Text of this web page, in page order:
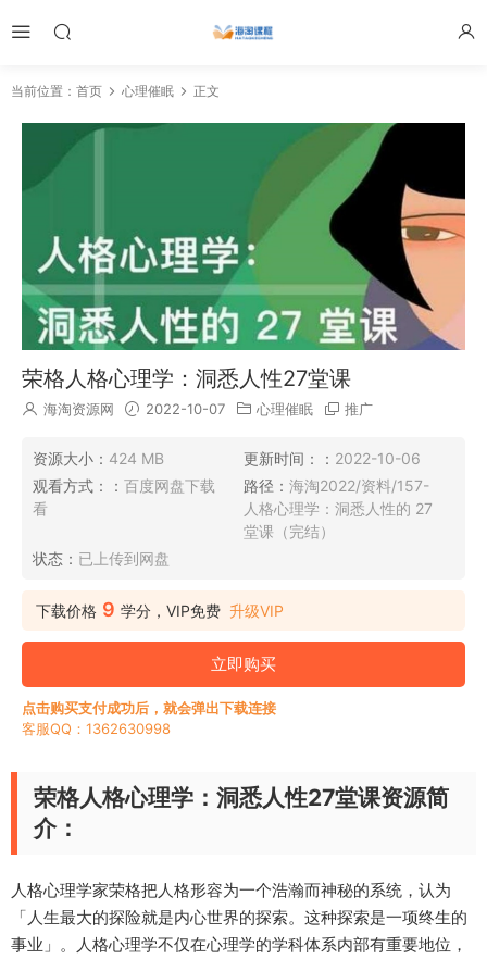
当前位置： 首页 心理催眠 正文
荣格人格心理学：洞悉人性27堂课
海淘资源网 2022-10-07 心理催眠 推广
资源大小： 424 MB 更新时间：： 2022-10-06
观看方式：： 百度网盘下载
看
路径： 海淘2022/资料/157-
人格心理学：洞悉人性的 27
堂课（完结）
状态： 已上传到网盘
下载价格 9 学分，VIP免费 升级VIP
立即购买
点击购买支付成功后，就会弹出下载连接
客服QQ：1362630998
荣格人格心理学：洞悉人性27堂课资源简
介：
人格心理学家荣格把人格形容为一个浩瀚而神秘的系统，认为
「人生最大的探险就是内心世界的探索。这种探索是一项终生的
事业」。人格心理学不仅在心理学的学科体系内部有重要地位，